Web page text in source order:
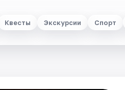
Квесты Экскурсии Спорт